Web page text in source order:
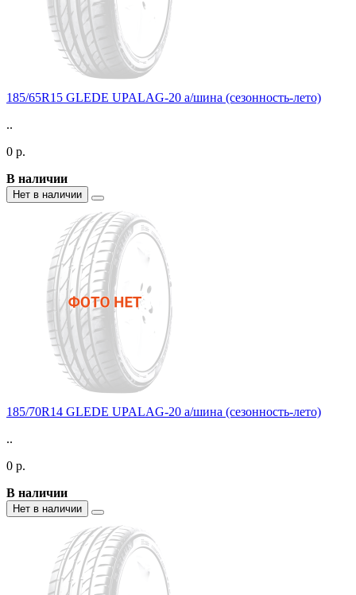
185/65R15 GLEDE UPALAG-20 а/шина (сезонность-лето)
..
0 р.
В наличии
Нет в наличии
185/70R14 GLEDE UPALAG-20 а/шина (сезонность-лето)
..
0 р.
В наличии
Нет в наличии